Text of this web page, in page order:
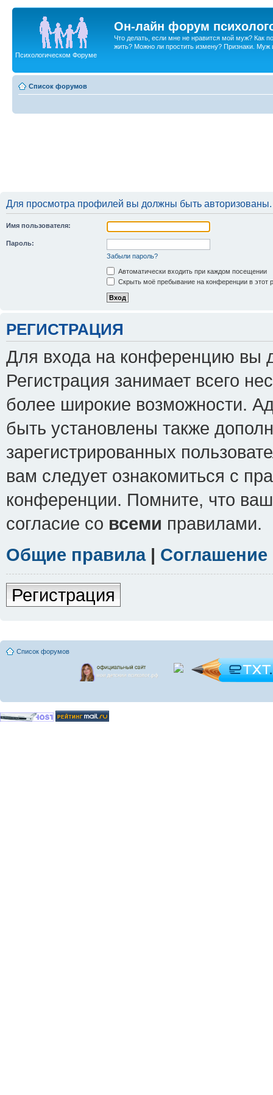
Он-лайн форум
Что делать, если мне не нравится мой муж? Как
жить? Можно ли простить измену? Признаки. Муж
Психологическом Форуме
Список форумов
Для просмотра профилей вы должны быть авторизованы.
Имя пользователя:
Пароль:
Забыли пароль?
Автоматически входить при каждом посещении
Скрыть моё пребывание на конференции в этот
РЕГИСТРАЦИЯ
Для входа на конференцию вы
Регистрация занимает всего
более широкие возможности.
быть установлены также
зарегистрированных
вам следует ознакомиться с
конференции. Помните, что
согласие со всеми правилами.
Общие правила|
Регистрация
Список форумов